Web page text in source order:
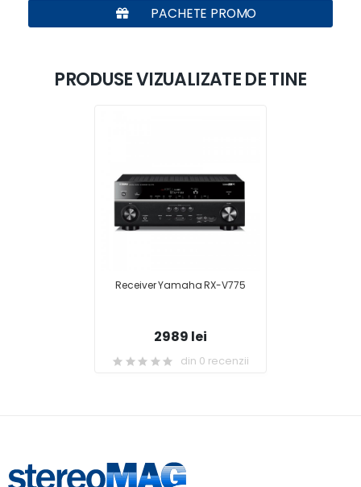
PACHETE PROMO
PRODUSE VIZUALIZATE DE TINE
Receiver Yamaha RX-V775
2989 lei
din 0 recenzii